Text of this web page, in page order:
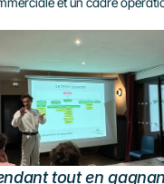
agence solaire, en
en rentabilité et en
tout en